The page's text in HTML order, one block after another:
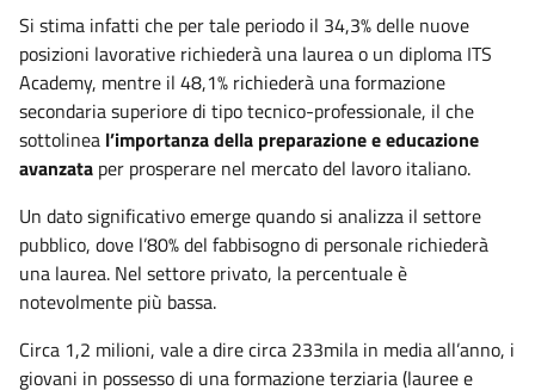
Si stima infatti che per tale periodo il 34,3% delle nuove
posizioni lavorative richiederà una laurea o un diploma ITS
Academy, mentre il 48,1% richiederà una formazione
secondaria superiore di tipo tecnico-professionale, il che
sottolinea l’importanza della preparazione e educazione
avanzata per prosperare nel mercato del lavoro italiano.
Un dato significativo emerge quando si analizza il settore
pubblico, dove l’80% del fabbisogno di personale richiederà
una laurea. Nel settore privato, la percentuale è
notevolmente più bassa.
Circa 1,2 milioni, vale a dire circa 233mila in media all’anno, i
giovani in possesso di una formazione terziaria (lauree e